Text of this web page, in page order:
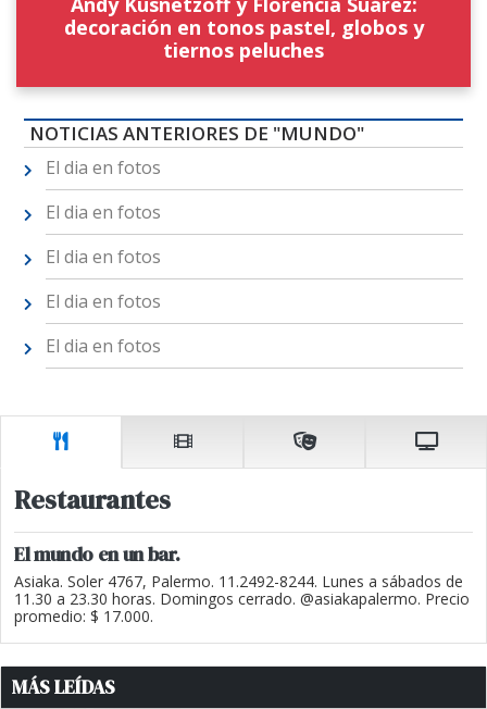
decoración en tonos pastel, globos y
tiernos peluches
NOTICIAS ANTERIORES DE "MUNDO"
El dia en fotos
El dia en fotos
El dia en fotos
El dia en fotos
El dia en fotos
Restaurantes
El mundo en un bar.
Asiaka. Soler 4767, Palermo. 11.2492-8244. Lunes a sábados de
11.30 a 23.30 horas. Domingos cerrado. @asiakapalermo. Precio
promedio: $ 17.000.
MÁS LEÍDAS